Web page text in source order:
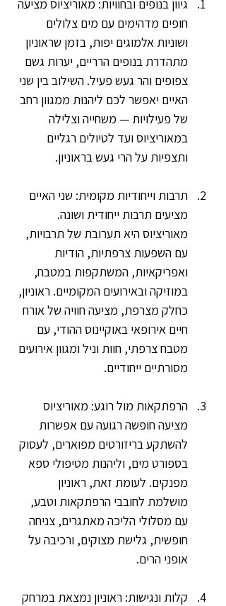
גיוון בנופים ובחוויות: מאוריציוס מציעה
חופים מדהימים עם מים צלולים
ושוניות אלמוגים יפות, בזמן שראוניון
מתהדרת בנופים הרריים, יערות גשם
צפופים והר געש פעיל. השילוב בין שני
האיים יאפשר לכם ליהנות ממגוון רחב
של פעילויות — משחייה וצלילה
במאוריציוס ועד לטיולים רגליים
ותצפיות על הרי געש בראוניון.
תרבות וייחודיות מקומית: שני האיים
מציעים תרבות ייחודית ושונה.
מאוריציוס היא תערובת של תרבויות,
עם השפעות צרפתיות, הודיות
ואפריקאיות, המשתקפות במטבח,
במוזיקה ובאירועים המקומיים. ראוניון,
כחלק מצרפת, מציעה חוויה של אורח
חיים אירופאי באוקיינוס ההודי, עם
מטבח צרפתי, חוות וניל ומגוון אירועים
מסורתיים ייחודיים.
הרפתקאות מול רוגע: מאוריציוס
מציעה חופשה רגועה עם אפשרות
להשתקע בריזורטים מפוארים, לעסוק
בספורט מים, וליהנות מטיפולי ספא
מפנקים. לעומת זאת, ראוניון
מושלמת לחובבי הרפתקאות וטבע,
עם מסלולי הליכה מאתגרים, צניחה
חופשית, גלישת מצוקים, ורכיבה על
אופני הרים.
קלות ונגישות: ראוניון נמצאת במרחק